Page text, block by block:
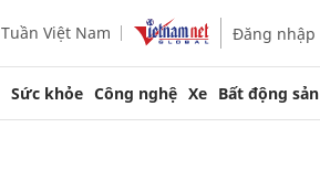
Tuần Việt Nam Đăng nhập
Sức khỏe Công nghệ Xe Bất động sản